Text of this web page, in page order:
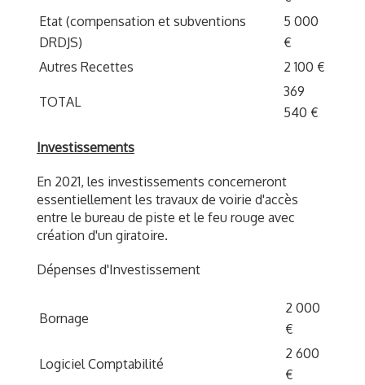
Etat (compensation et subventions
DRDJS)
5 000
€
Autres Recettes
2 100 €
TOTAL
369
540 €
Investissements
En 2021, les investissements concerneront
essentiellement les travaux de voirie d'accès
entre le bureau de piste et le feu rouge avec
création d'un giratoire.
Dépenses d'Investissement
Bornage
2 000
€
Logiciel Comptabilité
2 600
€